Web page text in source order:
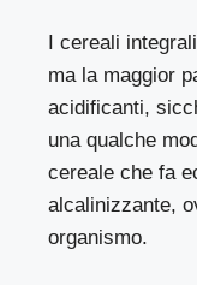
I cereali
ma la maggior
acidificanti,
una qualche
cereale che fa
alcalinizzante,
organismo.